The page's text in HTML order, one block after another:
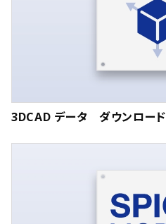
3DCAD データ ダウンロード